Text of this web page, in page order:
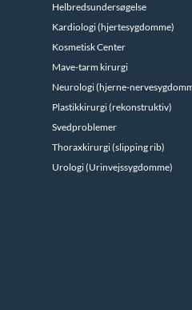
Helbredsundersøgelse
Kardiologi (hjertesygdomme)
Kosmetisk Center
Mave-tarm kirurgi
Neurologi (hjerne-
Plastikkirurgi (rekonstruktiv)
Svedproblemer
Thoraxkirurgi (slipping rib)
Urologi (Urinvejssygdomme)